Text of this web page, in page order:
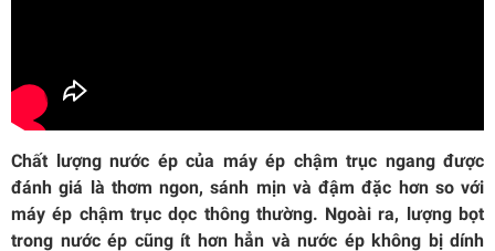
Chất lượng nước ép của máy ép chậm trục ngang được
đánh giá là thơm ngon, sánh mịn và đậm đặc hơn so với
máy ép chậm trục dọc thông thường. Ngoài ra, lượng bọt
trong nước ép cũng ít hơn hẳn và nước ép không bị dính